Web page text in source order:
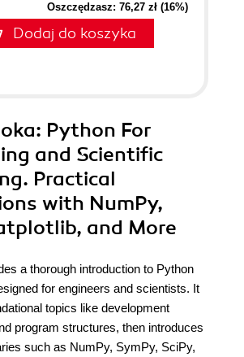
Oszczędzasz: 76,27 zł (16%)
Dodaj do koszyka
: Python For
and Scientific
Practical
with NumPy,
and More
a thorough introduction to Python
for engineers and scientists. It
topics like development
program structures, then introduces
such as NumPy, SymPy, SciPy,